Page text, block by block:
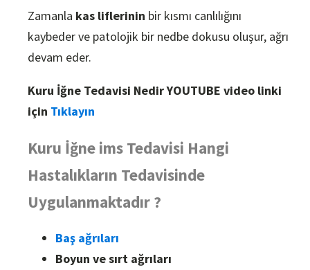
Zamanla kas liflerinin bir kısmı canlılığını
kaybeder ve patolojik bir nedbe dokusu oluşur, ağrı
devam eder.
Kuru İğne Tedavisi Nedir YOUTUBE video linki
için Tıklayın
Kuru İğne ims Tedavisi Hangi
Hastalıkların Tedavisinde
Uygulanmaktadır ?
Baş ağrıları
Boyun ve sırt ağrıları